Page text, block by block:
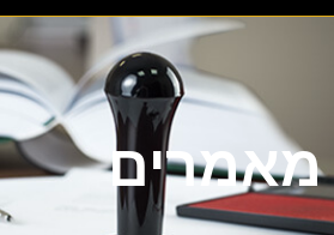
מאמרים